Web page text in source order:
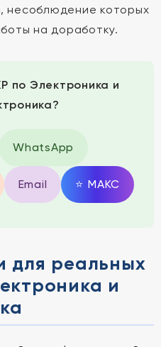
несоблюдение которых
на доработку.
по Электроника и
WhatsApp
Email ⭐ MAКС
для реальных
и